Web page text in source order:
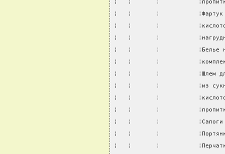
¦   ¦       ¦
¦   ¦       ¦           ¦Фартук
¦   ¦       ¦
¦   ¦       ¦
¦   ¦       ¦           ¦Белье
¦   ¦       ¦
¦   ¦       ¦           ¦Шлем
¦   ¦       ¦           ¦из
¦   ¦       ¦
¦   ¦       ¦
¦   ¦       ¦           ¦Сапоги
¦   ¦       ¦
¦   ¦       ¦           ¦Перчатки